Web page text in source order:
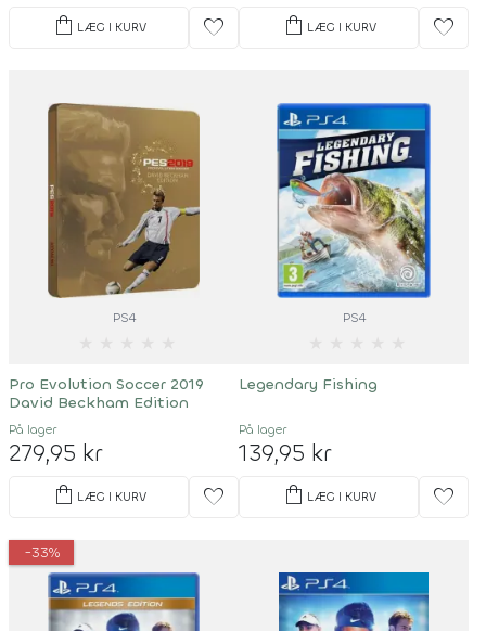
shopping_bag LÆG I KURV favorite shopping_bag LÆG I KURV favorite
PS4
Pro Evolution Soccer 2019
David Beckham Edition
På lager
279,95 kr
shopping_bag LÆG I KURV favorite
PS4
Legendary Fishing
På lager
139,95 kr
shopping_bag LÆG I KURV favorite
-33%